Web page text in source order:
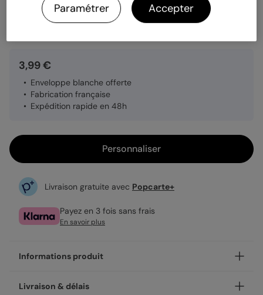
Quantité 1 marque-page
3,99 €
Enveloppe blanche offerte
Fabrication française
Expédition rapide en 48h
Personnaliser
Livraison gratuite avec Popcarte+
Payez en 3 fois sans frais
En savoir plus
Informations produit
Personnalisez votre fête des pères Trois photos.
Livraison & délais
Paramétrer Accepter